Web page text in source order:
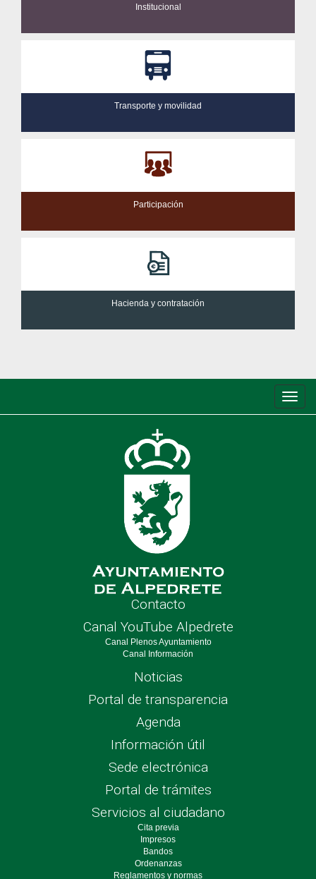
Institucional
Transporte y movilidad
Participación
Hacienda y contratación
de
Contacto
Canal YouTube Alpedrete
Canal Plenos Ayuntamiento
Canal Información
Noticias
Portal de transparencia
Agenda
Información útil
Sede electrónica
Portal de trámites
Servicios al ciudadano
Cita previa
Impresos
Bandos
Ordenanzas
Reglamentos y normas